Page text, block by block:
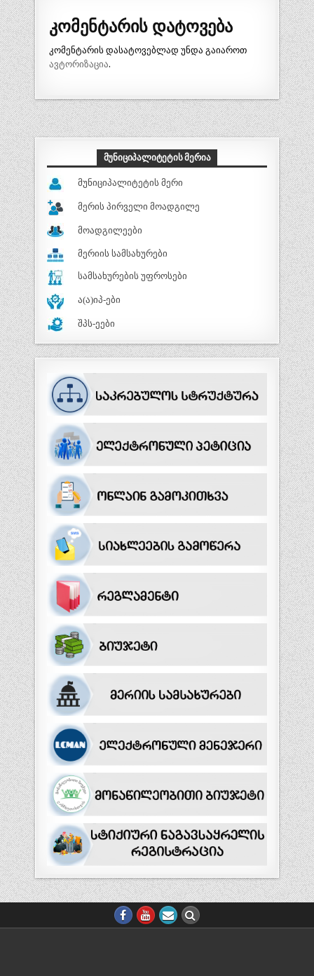
ვ
ი
გ
ა
ც
ი
ა
კომენტარის დატოვება
კომენტარის დასატოვებლად უნდა გაიაროთ
ავტორიზაცია.
ᲛᲣᲜᲘᲪᲘᲞᲐᲚᲘᲢᲔᲢᲘᲡ ᲛᲔᲠᲘᲐ
მუნიციპალიტეტის მერი
მერის პირველი მოადგილე
მოადგილეები
მერიის სამსახურები
სამსახურების უფროსები
ა(ა)იპ-ები
შპს-ეები